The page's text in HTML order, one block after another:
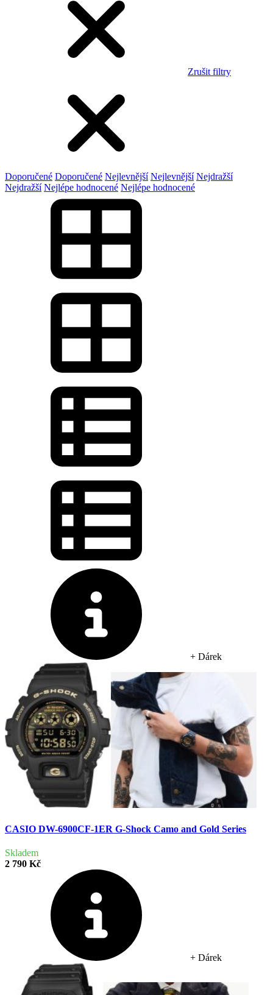
Zrušit filtry
Doporučené Doporučené Nejlevnější Nejlevnější Nejdražší
Nejdražší Nejlépe hodnocené Nejlépe hodnocené
+ Dárek
CASIO DW-6900CF-1ER G-Shock Camo and Gold Series
Skladem
2 790 Kč
+ Dárek